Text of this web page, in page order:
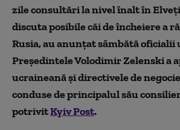
zile consultări la nivel înalt în
discuta posibile căi de încheiere a
Rusia, au anunțat sâmbătă oficialii
Președintele Volodimir Zelenski a
ucraineană și directivele de
conduse de principalul său
potrivitKyiv Post.